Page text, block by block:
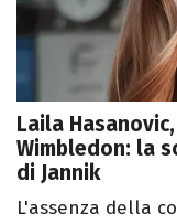
Laila
Wimbledon: la
di Jannik
L'assenza della